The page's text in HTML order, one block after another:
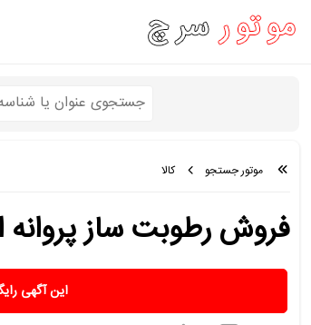
موتور جستجو کالا
فروش رطوبت ساز پروانه ای دو
این آگهی